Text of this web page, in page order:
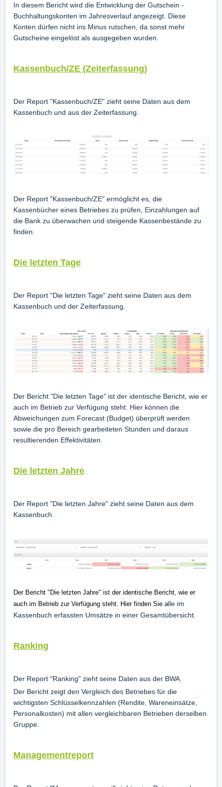
In diesem Bericht wird die Entwicklung der Gutschein -
Buchhaltungskonten im Jahresverlauf angezeigt. Diese
Konten dürfen nicht ins Minus rutschen, da sonst mehr
Gutscheine eingelöst als ausgegeben wurden.
Kassenbuch/ZE (Zeiterfassung)
Der Report "Kassenbuch/ZE" zieht seine Daten aus dem
Kassenbuch und aus der Zeiterfassung.
Der Report "Kassenbuch/ZE" ermöglicht es, die
Kassenbücher eines Betriebes zu prüfen, Einzahlungen auf
die Bank zu überwachen und steigende Kassenbestände zu
finden.
Die letzten Tage
Der Report "Die letzten Tage" zieht seine Daten aus dem
Kassenbuch und der Zeiterfassung.
Der Bericht "Die letzten Tage" ist der identische Bericht, wie er
auch im Betrieb zur Verfügung steht. Hier können die
Abweichungen zum Forecast (Budget) überprüft werden
sowie die pro Bereich gearbeiteten Stunden und daraus
resultierenden Effektivitäten.
Die letzten Jahre
Der Report "Die letzten Jahre" zieht seine Daten aus dem
Kassenbuch.
Der Bericht "Die letzten Jahre" ist der identische Bericht, wie er
auch im Betrieb zur Verfügung steht. Hier finden Sie alle im
Kassenbuch erfassten Umsätze in einer Gesamtübersicht.
Ranking
Der Report "Ranking" zieht seine Daten aus der BWA.
Der Bericht zeigt den Vergleich des Betriebes für die
wichtigsten Schlüsselkennzahlen (Rendite, Wareneinsätze,
Personalkosten) mit allen vergleichbaren Betrieben derselben
Gruppe.
Managementreport